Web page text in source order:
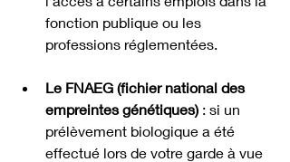
fonction publique ou les
professions réglementées.
Le FNAEG (fichier national des
empreintes génétiques) : si un
prélèvement biologique a été
effectué lors de votre garde à vue